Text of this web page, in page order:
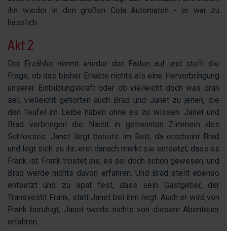
ihn wieder in den großen Cola Automaten - er war zu
hässlich.
Akt 2
Der Erzähler nimmt wieder den Faden auf und stellt die
Frage, ob das bisher Erlebte nichts als eine Hervorbringung
unserer Einbildungskraft oder ob vielleicht doch was dran
sei; vielleicht gehörten auch Brad und Janet zu jenen, die
den Teufel im Leibe haben ohne es zu wissen. Janet und
Brad verbringen die Nacht in getrennten Zimmern des
Schlosses. Janet liegt bereits im Bett, da erscheint Brad
und legt sich zu ihr; erst danach merkt sie entsetzt, dass es
Frank ist. Frank tröstet sie, es sei doch schön gewesen, und
Brad werde nichts davon erfahren. Und Brad stellt ebenso
entsetzt und zu spät fest, dass sein Gastgeber, der
Transvestit Frank, statt Janet bei ihm liegt. Auch er wird von
Frank beruhigt, Janet werde nichts von diesem Abenteuer
erfahren.